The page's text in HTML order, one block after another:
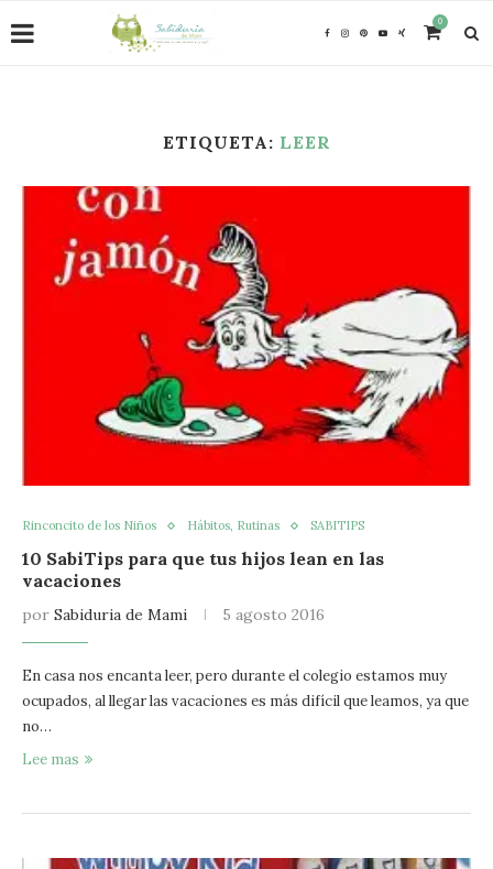
0
ETIQUETA: LEER
Rinconcito de los Niños Hábitos, Rutinas SABITIPS
10 SabiTips para que tus hijos lean en las
vacaciones
por Sabiduria de Mami 5 agosto 2016
En casa nos encanta leer, pero durante el colegio estamos muy
ocupados, al llegar las vacaciones es más difícil que leamos, ya que
no…
Lee mas